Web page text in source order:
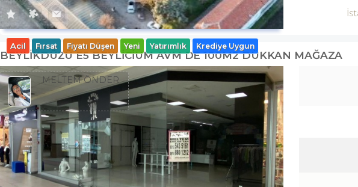
BEYLİKDÜZÜ E5 BEYLİCİUM AVM DE 100M2 DÜKKAN MAĞAZA
Acil Fırsat Fiyatı Düşen Yeni Yatırımlık Krediye Uygun
MELTEM ÖNDER